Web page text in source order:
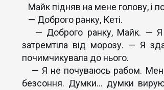
Майк підняв на мене голову, і
— Доброго ранку, Кеті.
— Доброго ранку, Майк. — Я
затремтіла від морозу. — Я
почимчикувала до нього.
— Я не почуваюсь рабом.
безсоння. Думки… думки